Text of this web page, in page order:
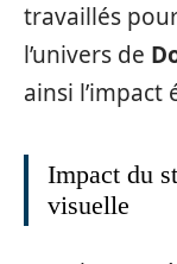
travaillés
l’univers de
ainsi
Impact du
visuelle